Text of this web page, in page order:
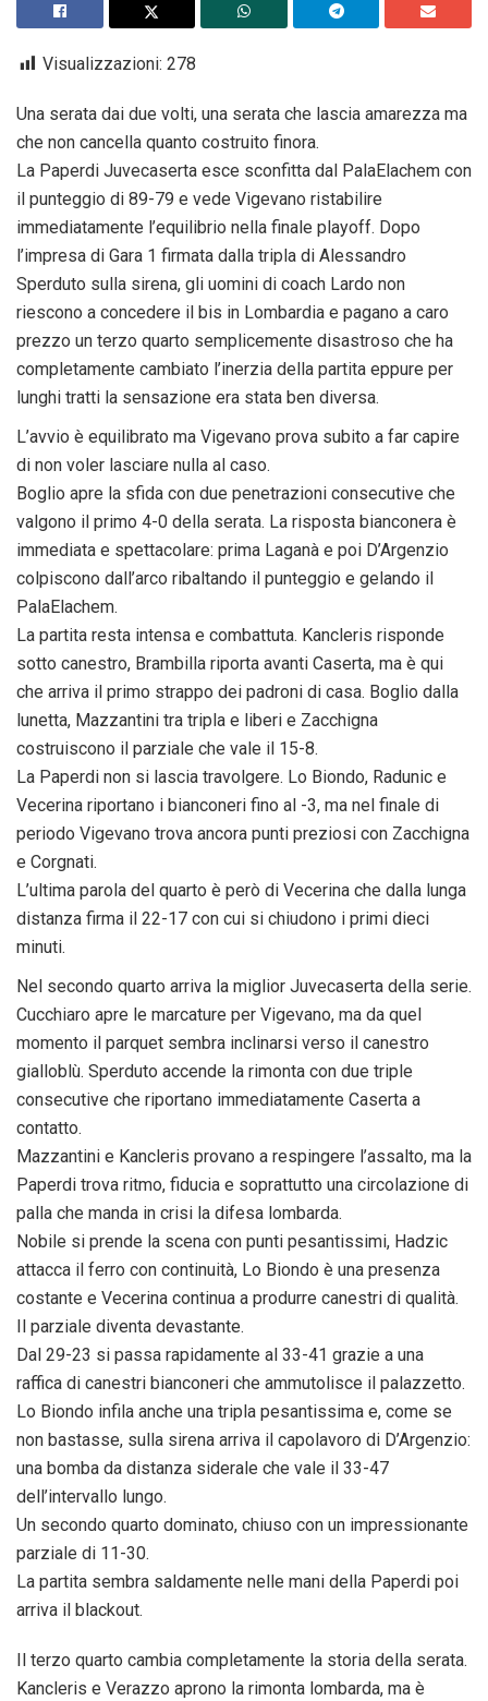
Visualizzazioni: 278
Una serata dai due volti, una serata che lascia amarezza ma
che non cancella quanto costruito finora.
La Paperdi Juvecaserta esce sconfitta dal PalaElachem con
il punteggio di 89-79 e vede Vigevano ristabilire
immediatamente l’equilibrio nella finale playoff. Dopo
l’impresa di Gara 1 firmata dalla tripla di Alessandro
Sperduto sulla sirena, gli uomini di coach Lardo non
riescono a concedere il bis in Lombardia e pagano a caro
prezzo un terzo quarto semplicemente disastroso che ha
completamente cambiato l’inerzia della partita eppure per
lunghi tratti la sensazione era stata ben diversa.
L’avvio è equilibrato ma Vigevano prova subito a far capire
di non voler lasciare nulla al caso.
Boglio apre la sfida con due penetrazioni consecutive che
valgono il primo 4-0 della serata. La risposta bianconera è
immediata e spettacolare: prima Laganà e poi D’Argenzio
colpiscono dall’arco ribaltando il punteggio e gelando il
PalaElachem.
La partita resta intensa e combattuta. Kancleris risponde
sotto canestro, Brambilla riporta avanti Caserta, ma è qui
che arriva il primo strappo dei padroni di casa. Boglio dalla
lunetta, Mazzantini tra tripla e liberi e Zacchigna
costruiscono il parziale che vale il 15-8.
La Paperdi non si lascia travolgere. Lo Biondo, Radunic e
Vecerina riportano i bianconeri fino al -3, ma nel finale di
periodo Vigevano trova ancora punti preziosi con Zacchigna
e Corgnati.
L’ultima parola del quarto è però di Vecerina che dalla lunga
distanza firma il 22-17 con cui si chiudono i primi dieci
minuti.
Nel secondo quarto arriva la miglior Juvecaserta della serie.
Cucchiaro apre le marcature per Vigevano, ma da quel
momento il parquet sembra inclinarsi verso il canestro
gialloblù. Sperduto accende la rimonta con due triple
consecutive che riportano immediatamente Caserta a
contatto.
Mazzantini e Kancleris provano a respingere l’assalto, ma la
Paperdi trova ritmo, fiducia e soprattutto una circolazione di
palla che manda in crisi la difesa lombarda.
Nobile si prende la scena con punti pesantissimi, Hadzic
attacca il ferro con continuità, Lo Biondo è una presenza
costante e Vecerina continua a produrre canestri di qualità.
Il parziale diventa devastante.
Dal 29-23 si passa rapidamente al 33-41 grazie a una
raffica di canestri bianconeri che ammutolisce il palazzetto.
Lo Biondo infila anche una tripla pesantissima e, come se
non bastasse, sulla sirena arriva il capolavoro di D’Argenzio:
una bomba da distanza siderale che vale il 33-47
dell’intervallo lungo.
Un secondo quarto dominato, chiuso con un impressionante
parziale di 11-30.
La partita sembra saldamente nelle mani della Paperdi poi
arriva il blackout.
Il terzo quarto cambia completamente la storia della serata.
Kancleris e Verazzo aprono la rimonta lombarda, ma è